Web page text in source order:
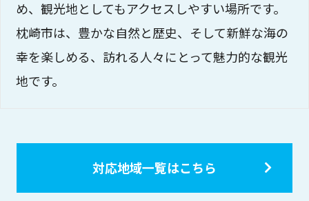
め、観光地としてもアクセスしやすい場所です。
枕崎市は、豊かな自然と歴史、そして新鮮な海の
幸を楽しめる、訪れる人々にとって魅力的な観光
地です。
対応地域一覧はこちら